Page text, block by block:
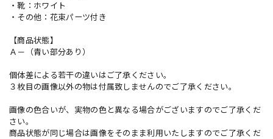
・靴：ホワイト
・その他：花束パーツ付き
【商品状態】
Ａ－（青い部分あり）
個体差による若干の違いはご了承ください。
３枚目の画像以外の物は付属致しませんのでご了承ください。
画像の色合いが、実物の色と異なる場合がございますのでご了承くだ
さい。
商品状態が同じ場合は画像をそのまま利用いたしますのでご了承くだ